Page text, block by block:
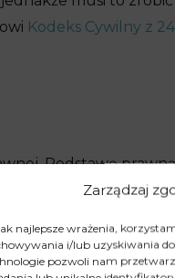
Zarządzaj
najlepsze wrażenia,
i/lub uzyskiwania
pozwoli nam
Kodeks Cywilny z
Podstawę
jednego
umowy między
spółki w